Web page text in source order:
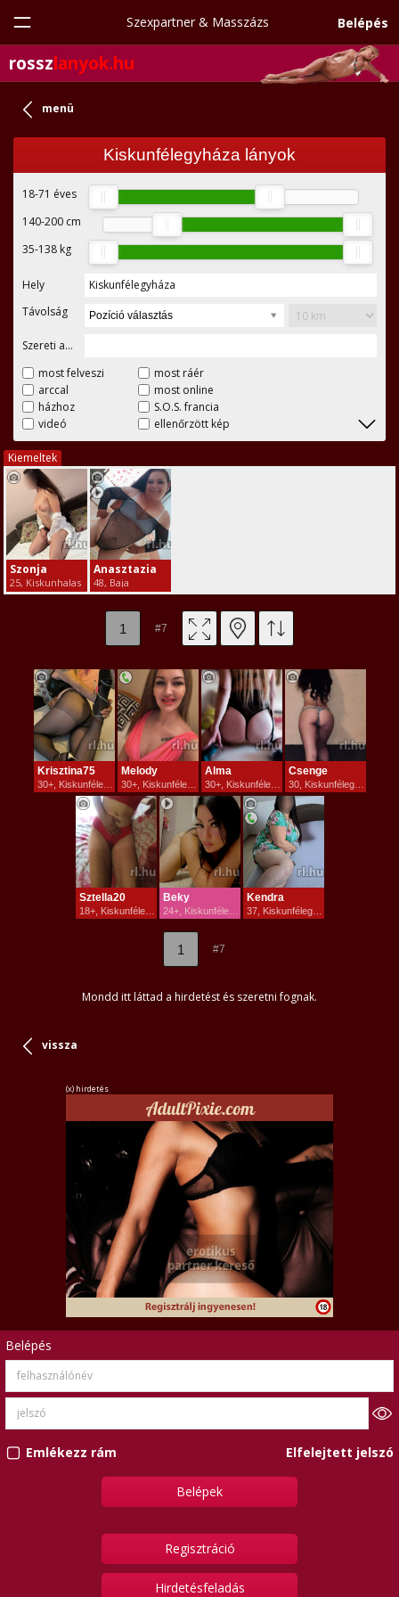
Szexpartner & Masszázs Belépés
rosszlanyok.hu
menü
Kiskunfélegyháza lányok
18-71 éves
140-200 cm
35-138 kg
Hely
Kiskunfélegyháza
Távolság
Pozíció választás
Szereti a...
most felveszi
most ráér
arccal
most online
házhoz
S.O.S. francia
videó
ellenőrzött kép
Kiemeltek
Szonja
25, Kiskunhalas
Anasztazia
48, Baja
1 #7
Krisztina75 Melody Alma Csenge
Sztella20 Beky Kendra
1 #7
Mondd itt láttad a hirdetést és szeretni fognak.
vissza
(x) hirdetés
Belépés
Emlékezz rám Elfelejtett jelszó
Regisztráció
Hirdetésfeladás